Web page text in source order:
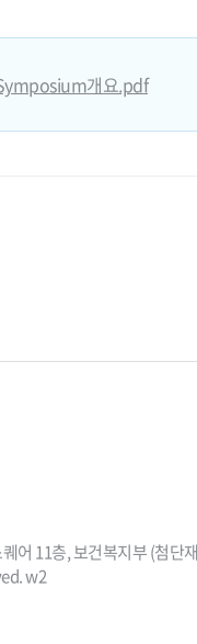
개요.pdf
어 11층, 보건복지부 (첨
w2